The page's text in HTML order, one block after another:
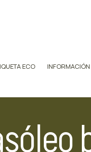
ECO INFORMACIÓN